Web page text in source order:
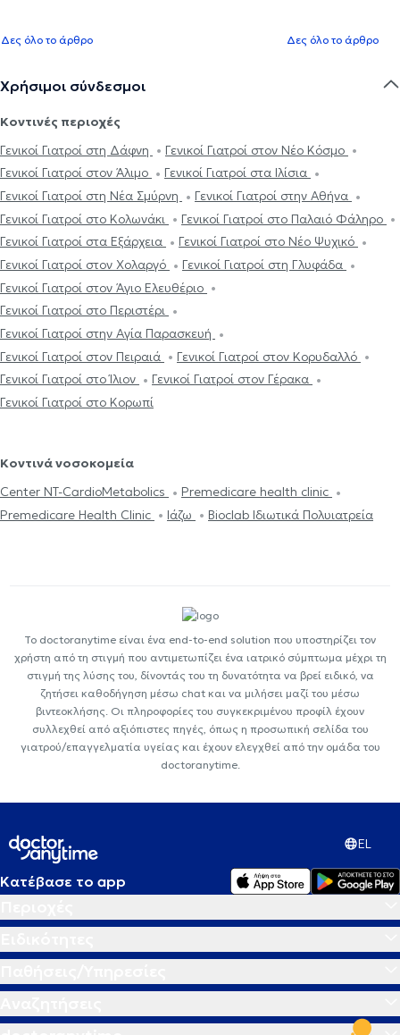
Δες όλο το άρθρο Δες όλο το άρθρο
Χρήσιμοι σύνδεσμοι
Κοντινές περιοχές
Γενικοί Γιατροί στη Δάφνη
Γενικοί Γιατροί στον Νέο Κόσμο
Γενικοί Γιατροί στον Άλιμο
Γενικοί Γιατροί στα Ιλίσια
Γενικοί Γιατροί στη Νέα Σμύρνη
Γενικοί Γιατροί στην Αθήνα
Γενικοί Γιατροί στο Κολωνάκι
Γενικοί Γιατροί στο Παλαιό Φάληρο
Γενικοί Γιατροί στα Εξάρχεια
Γενικοί Γιατροί στο Νέο Ψυχικό
Γενικοί Γιατροί στον Χολαργό
Γενικοί Γιατροί στη Γλυφάδα
Γενικοί Γιατροί στον Άγιο Ελευθέριο
Γενικοί Γιατροί στο Περιστέρι
Γενικοί Γιατροί στην Αγία Παρασκευή
Γενικοί Γιατροί στον Πειραιά
Γενικοί Γιατροί στον Κορυδαλλό
Γενικοί Γιατροί στο Ίλιον
Γενικοί Γιατροί στον Γέρακα
Γενικοί Γιατροί στο Κορωπί
Κοντινά νοσοκομεία
Center NT-CardioMetabolics
Premedicare health clinic
Premedicare Health Clinic
Ιάζω Bioclab Ιδιωτικά Πολυιατρεία
Το doctoranytime είναι ένα end-to-end solution που υποστηρίζει τον
χρήστη από τη στιγμή που αντιμετωπίζει ένα ιατρικό σύμπτωμα μέχρι τη
στιγμή της λύσης του, δίνοντάς του τη δυνατότητα να βρεί ειδικό, να
ζητήσει καθοδήγηση μέσω chat και να μιλήσει μαζί του μέσω
βιντεοκλήσης. Οι πληροφορίες του συγκεκριμένου προφίλ έχουν
συλλεχθεί από αξιόπιστες πηγές, όπως η προσωπική σελίδα του
γιατρού/επαγγελματία υγείας και έχουν ελεγχθεί από την ομάδα του
doctoranytime.
EL
Κατέβασε το app